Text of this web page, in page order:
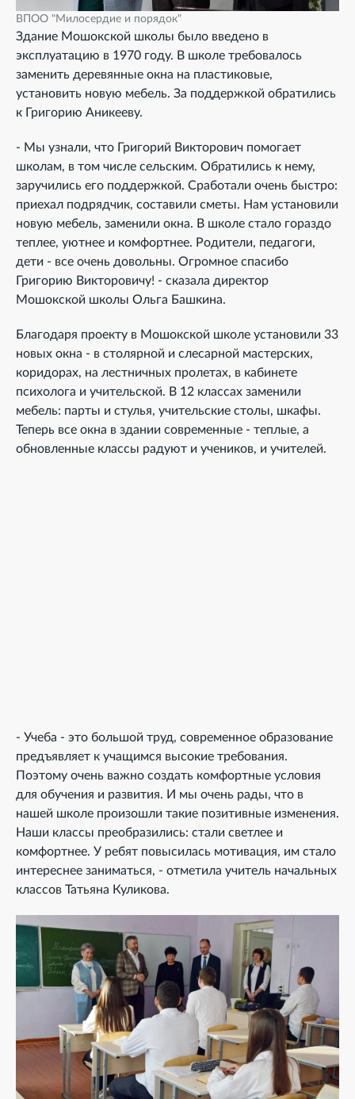
ВПОО "Милосердие и порядок"
Здание Мошокской школы было введено в
эксплуатацию в 1970 году. В школе требовалось
заменить деревянные окна на пластиковые,
установить новую мебель. За поддержкой обратились
к Григорию Аникееву.
- Мы узнали, что Григорий Викторович помогает
школам, в том числе сельским. Обратились к нему,
заручились его поддержкой. Сработали очень быстро:
приехал подрядчик, составили сметы. Нам установили
новую мебель, заменили окна. В школе стало гораздо
теплее, уютнее и комфортнее. Родители, педагоги,
дети - все очень довольны. Огромное спасибо
Григорию Викторовичу! - сказала директор
Мошокской школы Ольга Башкина.
Благодаря проекту в Мошокской школе установили 33
новых окна - в столярной и слесарной мастерских,
коридорах, на лестничных пролетах, в кабинете
психолога и учительской. В 12 классах заменили
мебель: парты и стулья, учительские столы, шкафы.
Теперь все окна в здании современные - теплые, а
обновленные классы радуют и учеников, и учителей.
- Учеба - это большой труд, современное образование
предъявляет к учащимся высокие требования.
Поэтому очень важно создать комфортные условия
для обучения и развития. И мы очень рады, что в
нашей школе произошли такие позитивные изменения.
Наши классы преобразились: стали светлее и
комфортнее. У ребят повысилась мотивация, им стало
интереснее заниматься, - отметила учитель начальных
классов Татьяна Куликова.